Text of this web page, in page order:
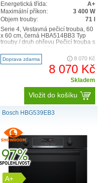
Energetická třída:
A+
Maximální příkon:
3 400 W
Objem trouby:
71 l
Serie 4, Vestavná pečicí trouba, 60
x 60 cm, černá HBA514BB3 Typ
trouby / druh ohřevu Pečicí trouba s
horní/sp..
Doprava zdarma 8 070 Kč
8 070 Kč
Skladem
Vložit do košíku
Bosch HBG539EB3
A+